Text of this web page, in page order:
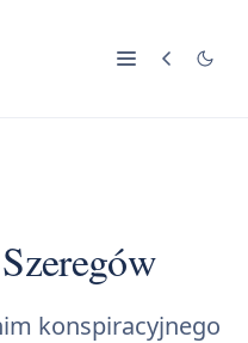
konspiracyjnego